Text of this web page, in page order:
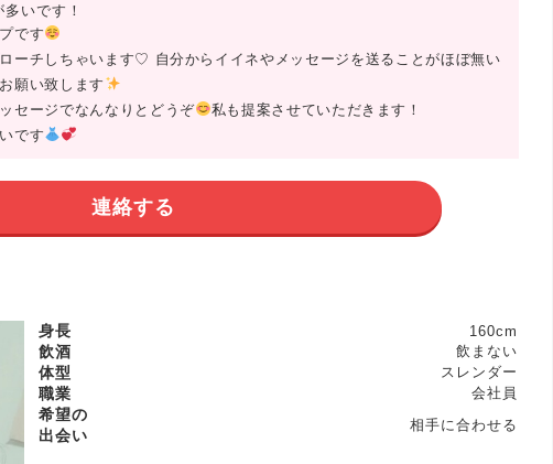
いです！
です
ーチしちゃいます♡ 自分からイイネやメッセージを送ることがほぼ無い
願い致します
セージでなんなりとどうぞ
私も提案させていただきます！
です
連絡する
身長 160cm
飲酒 飲まない
体型 スレンダー
職業 会社員
希望の
出会い
相手に合わせる